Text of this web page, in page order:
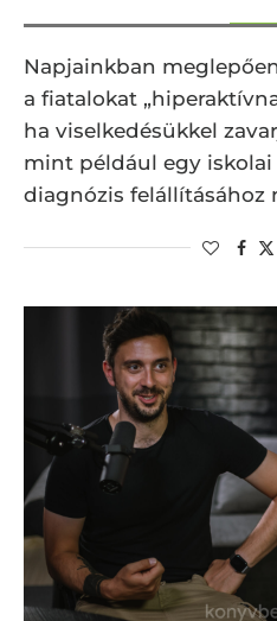
Napjainkban
a fiatalokat
ha viselkedésükkel
mint például egy
diagnózis felállításához